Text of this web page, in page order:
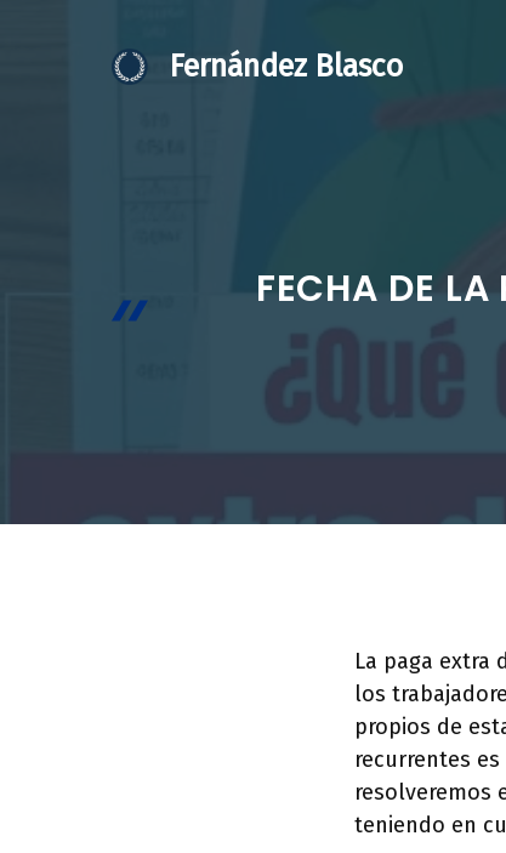
Fernández Blasco
FECHA DE
La paga extra
los
propios de
recurrentes
resolveremos
teniendo en